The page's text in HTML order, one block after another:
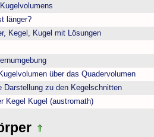
länger?
Kegel, Kugel mit Lösungen
über das Quadervolumen
Darstellung zu den Kegelschnitten
Kegel Kugel (austromath)